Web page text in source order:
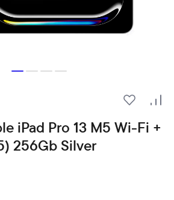
В
iPad Pro 13 M5 Wi-Fi +
256Gb Silver